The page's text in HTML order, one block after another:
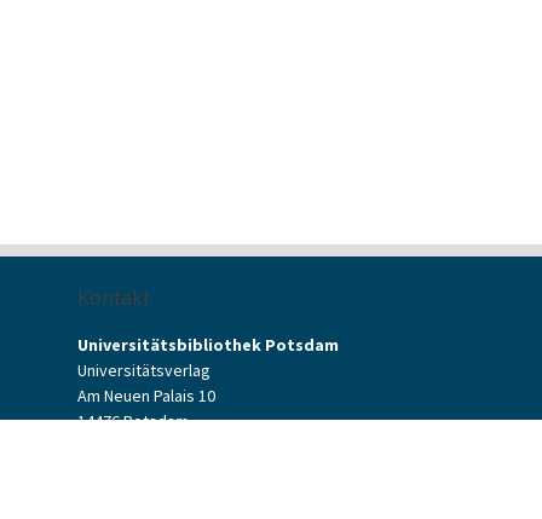
Kontakt
Universitätsbibliothek Potsdam
Universitätsverlag
Am Neuen Palais 10
14476 Potsdam